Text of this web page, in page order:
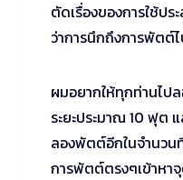
ตัดเรื่องของการใช้ป
ว่าการนึกถึงการพัตต์
ผมอยากให้ทุกท่านไป
ระยะประมาณ 10 ฟุต
ลองพัตต์อีกในจำนวน
การพัตต์ตรงๆเข้าหา